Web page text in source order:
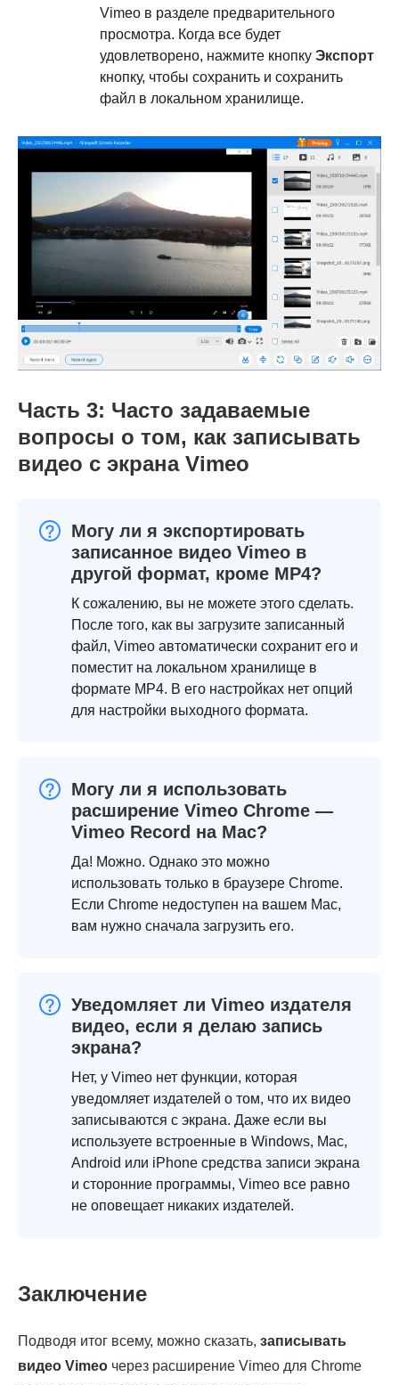
Vimeo в разделе предварительного
просмотра. Когда все будет
удовлетворено, нажмите кнопку Экспорт
кнопку, чтобы сохранить и сохранить
файл в локальном хранилище.
Часть 3: Часто задаваемые
вопросы о том, как записывать
видео с экрана Vimeo
Могу ли я экспортировать
записанное видео Vimeo в
другой формат, кроме MP4?
К сожалению, вы не можете этого сделать.
После того, как вы загрузите записанный
файл, Vimeo автоматически сохранит его и
поместит на локальном хранилище в
формате MP4. В его настройках нет опций
для настройки выходного формата.
Могу ли я использовать
расширение Vimeo Chrome —
Vimeo Record на Mac?
Да! Можно. Однако это можно
использовать только в браузере Chrome.
Если Chrome недоступен на вашем Mac,
вам нужно сначала загрузить его.
Уведомляет ли Vimeo издателя
видео, если я делаю запись
экрана?
Нет, у Vimeo нет функции, которая
уведомляет издателей о том, что их видео
записываются с экрана. Даже если вы
используете встроенные в Windows, Mac,
Android или iPhone средства записи экрана
и сторонние программы, Vimeo все равно
не оповещает никаких издателей.
Заключение
Подводя итог всему, можно сказать, записывать
видео Vimeo через расширение Vimeo для Chrome